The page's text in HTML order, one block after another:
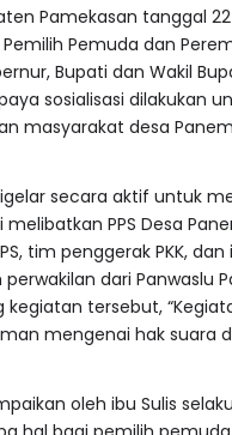
Pamekasan tanggal
Pemilih Pemuda dan
Bupati dan Wakil
sosialisasi dilakukan
masyarakat desa
secara aktif untuk
PPS Desa
tim penggerak PKK,
perwakilan dari Panwaslu
tersebut,
mengenai hak suara
oleh ibu Sulis